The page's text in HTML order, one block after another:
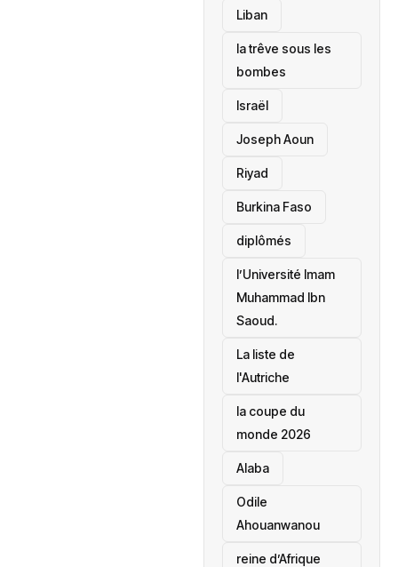
‎Liban
la trêve sous les
bombes
Israël
Joseph Aoun
Riyad
Burkina Faso
diplômés
l’Université Imam
Muhammad Ibn
Saoud.
‎La liste de
l'Autriche
la coupe du
monde 2026
Alaba
Odile
Ahouanwanou
reine d’Afrique